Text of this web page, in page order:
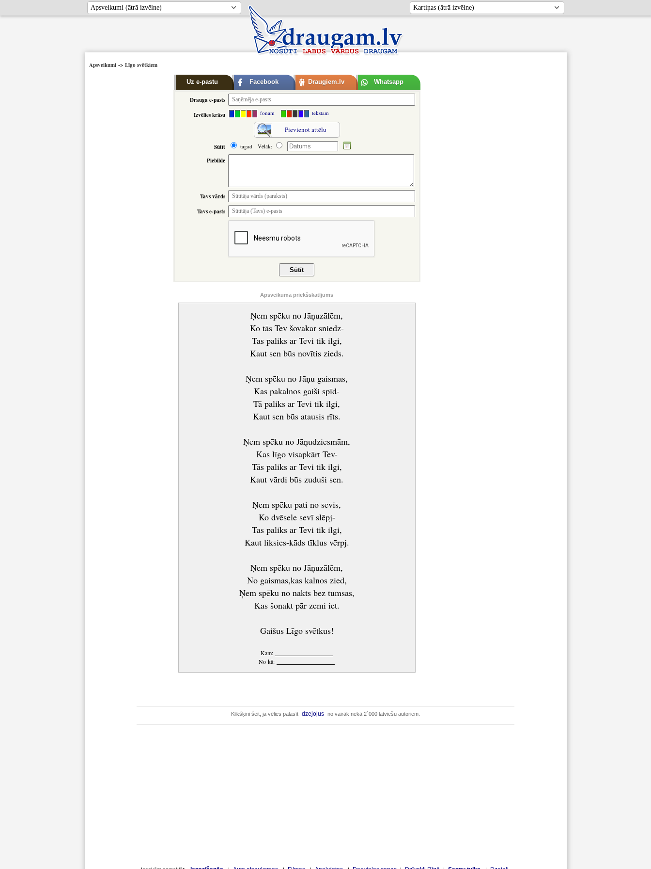
Apsveikumi-> Līgo svētkiem
Uz e-pastu Facebook Draugiem.lv Whatsapp
Drauga e-pasts
Izvēlies krāsu
fonam tekstam
Pievienot attēlu
Sūtīt tagad Vēlāk:
Piebilde
Tavs vārds
Tavs e-pasts
Apsveikuma priekšskatījums
Ņem spēku no Jāņuzālēm,
Ko tās Tev šovakar sniedz-
Tas paliks ar Tevi tik ilgi,
Kaut sen būs novītis zieds.
Ņem spēku no Jāņu gaismas,
Kas pakalnos gaiši spīd-
Tā paliks ar Tevi tik ilgi,
Kaut sen būs atausis rīts.
Ņem spēku no Jāņudziesmām,
Kas līgo visapkārt Tev-
Tās paliks ar Tevi tik ilgi,
Kaut vārdi būs zuduši sen.
Ņem spēku pati no sevis,
Ko dvēsele sevī slēpj-
Tas paliks ar Tevi tik ilgi,
Kaut liksies-kāds tīklus vērpj.
Ņem spēku no Jāņuzālēm,
No gaismas,kas kalnos zied,
Ņem spēku no nakts bez tumsas,
Kas šonakt pār zemi iet.
Gaišus Līgo svētkus!
Kam:
No kā:
Klikšķini šeit, ja vēlies palasīt dzejoļus no vairāk nekā 2`000 latviešu autoriem.